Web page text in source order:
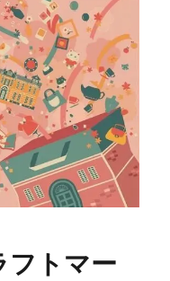
フトマー